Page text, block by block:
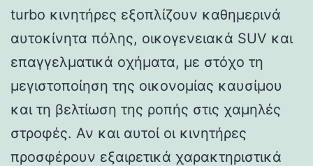
turbo κινητήρες εξοπλίζουν καθημερινά
αυτοκίνητα πόλης, οικογενειακά SUV και
επαγγελματικά οχήματα, με στόχο τη
μεγιστοποίηση της οικονομίας καυσίμου
και τη βελτίωση της ροπής στις χαμηλές
στροφές. Αν και αυτοί οι κινητήρες
προσφέρουν εξαιρετικά χαρακτηριστικά